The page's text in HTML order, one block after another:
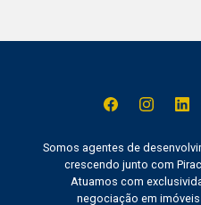
Somos agentes de
crescendo junto com
Atuamos com
negociação em